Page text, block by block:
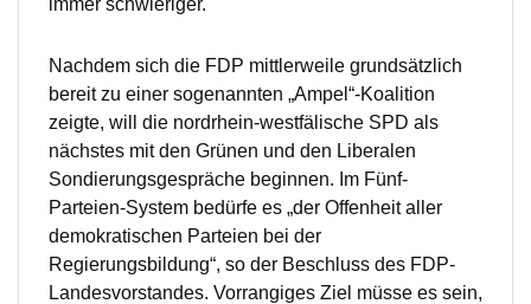
immer schwieriger.
Nachdem sich die FDP mittlerweile grundsätzlich
bereit zu einer sogenannten „Ampel“-Koalition
zeigte, will die nordrhein-westfälische SPD als
nächstes mit den Grünen und den Liberalen
Sondierungsgespräche beginnen. Im Fünf-
Parteien-System bedürfe es „der Offenheit aller
demokratischen Parteien bei der
Regierungsbildung“, so der Beschluss des FDP-
Landesvorstandes. Vorrangiges Ziel müsse es sein,